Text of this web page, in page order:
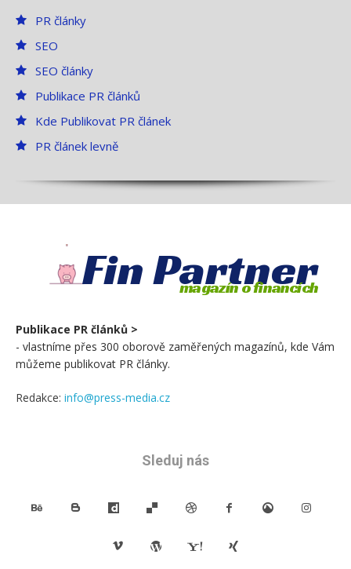
PR články
SEO
SEO články
Publikace PR článků
Kde Publikovat PR článek
PR článek levně
Fin Partner
magazín o financích
Publikace PR článků >
- vlastníme přes 300 oborově zaměřených magazínů, kde Vám
můžeme publikovat PR články.
Redakce: info@press-media.cz
Sleduj nás